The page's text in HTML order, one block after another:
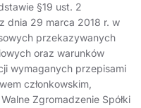
§19 ust. 2
dnia 29 marca 2018 r. w
przekazywanych
oraz warunków
wymaganych przepisami
członkowskim,
Zgromadzenie Spółki